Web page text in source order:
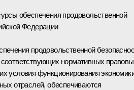
обеспечения продовольственной
Федерации
продовольственной
нормативных
условия функционирования
отраслей, обеспечиваются